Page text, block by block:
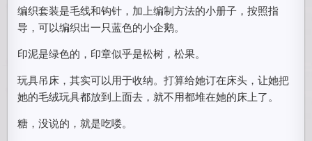
编织套装是毛线和钩针，加上编制方法的小册子，按照指
导，可以编织出一只蓝色的小企鹅。
印泥是绿色的，印章似乎是松树，松果。
玩具吊床，其实可以用于收纳。打算给她订在床头，让她把
她的毛绒玩具都放到上面去，就不用都堆在她的床上了。
糖，没说的，就是吃喽。